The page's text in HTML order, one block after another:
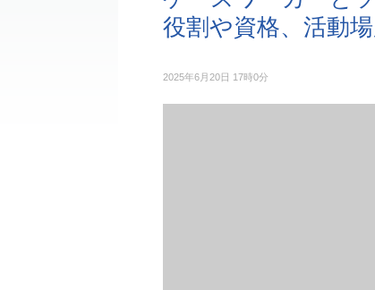
役割や資格、活動
2025年6月20日 17時0分